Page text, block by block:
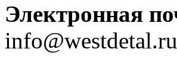
Электронная
info@westdetal.ru